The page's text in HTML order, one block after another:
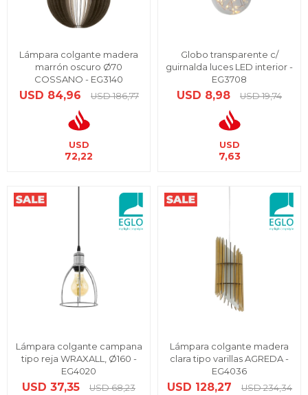
Lámpara colgante madera
marrón oscuro Ø70
COSSANO - EG3140
USD 84,96 USD 186,77
USD
72,22
Globo transparente c/
guirnalda luces LED interior -
EG3708
USD 8,98 USD 19,74
USD
7,63
Lámpara colgante campana
tipo reja WRAXALL, Ø160 -
EG4020
USD 37,35 USD 68,23
Lámpara colgante madera
clara tipo varillas AGREDA -
EG4036
USD 128,27 USD 234,34